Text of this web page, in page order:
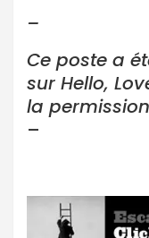
–
Ce poste a
sur Hello,
la
–